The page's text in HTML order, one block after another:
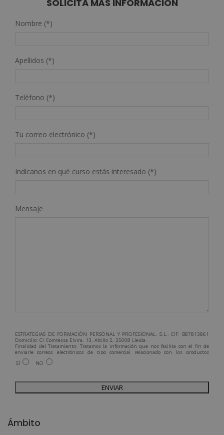
SOLICITA MÁS INFORMACIÓN
Nombre (*)
Apellidos (*)
Teléfono (*)
Tu correo electrónico (*)
Indícanos en qué curso estás interesado (*)
Mensaje
ESTRATEGIAS DE FORMACIÓN PERSONAL Y PROFESIONAL, S.L., CIF: B87813861
Domicilio: C/ Comtessa Elvira, 13, Altillo 2, 25008 Lleida.
Finalidad del Tratamiento: Tratamos la información que nos facilita con el fin de
enviarle correos electrónicos de tipo comercial relacionado con los productos
ofrecidos y otros tipo de productos que fueran de su interés.
Legitimación del tratamiento: Consentimiento del interesado.
Para más información consulte nuestra Política de Privacidad.
Desea recibir información comercial (vía telefónica y/o email):
SÍ NO
Ámbito